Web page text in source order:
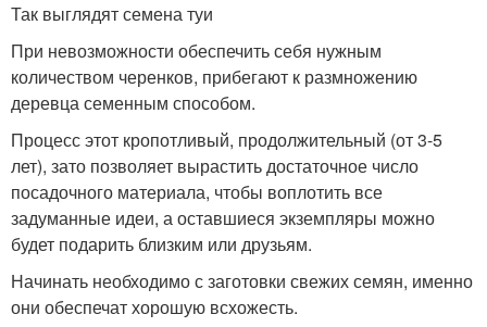
Так выглядят семена туи
При невозможности обеспечить себя нужным
количеством черенков, прибегают к размножению
деревца семенным способом.
Процесс этот кропотливый, продолжительный (от 3-5
лет), зато позволяет вырастить достаточное число
посадочного материала, чтобы воплотить все
задуманные идеи, а оставшиеся экземпляры можно
будет подарить близким или друзьям.
Начинать необходимо с заготовки свежих семян, именно
они обеспечат хорошую всхожесть.